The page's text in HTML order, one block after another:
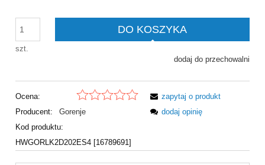
szt.
DO KOSZYKA
dodaj do przechowalni
Ocena:
Producent:
Gorenje
Kod produktu:
HWGORLK2D202ES4 [16789691]
zapytaj o produkt
dodaj opinię